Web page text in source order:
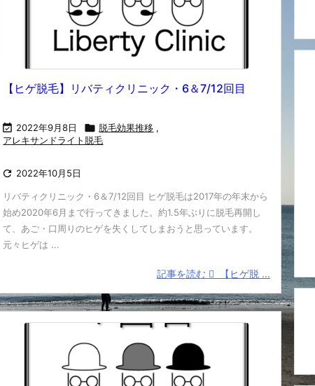
【ヒゲ脱毛】リバティクリニック・6＆7/12回目
 2022年9月8日  脱毛効果推移 ,
アレキサンドライト脱毛
 2022年10月5日
リバティクリニック・6＆7/12回目 ヒゲ脱毛は2017年の年末から
始め2020年6月まで行ってきました。約1.5年ぶりに脱毛再開し
て、あご・口周りのヒゲを失くしてしまおうと思っています。
元々ヒゲは ...
記事を読む 【ヒゲ脱 ...